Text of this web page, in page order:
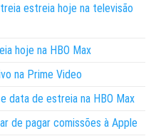
estreia hoje na televisão
hoje na HBO Max
na Prime Video
data de estreia na HBO Max
de pagar comissões à Apple